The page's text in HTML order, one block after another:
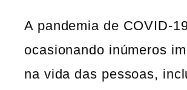
A pandemia de COVID-
ocasionando inúmeros
na vida das pessoas,